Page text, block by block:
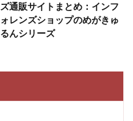
ズ通販サイトまとめ：インフ
ォレンズショップのめがきゅ
るんシリーズ